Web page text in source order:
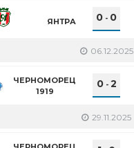
ЯНТРА 0 - 0
06.12.2025
ЧЕРНОМОРЕЦ
1919
0- 2
29.11.2025